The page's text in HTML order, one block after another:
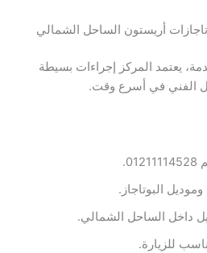
أريستون الساحل الشمالي
يعتمد المركز إجراءات بسيطة
الفني في أسرع وقت.
البوتاجاز.
داخل الساحل الشمالي.
للزيارة.